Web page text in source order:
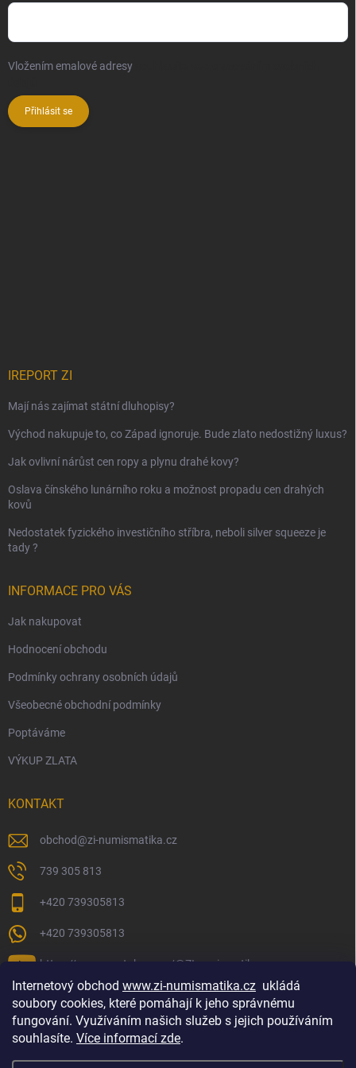
Internetový obchod www.zi-numismatika.cz ukládá
soubory cookies, které pomáhají k jeho správnému
fungování. Využíváním našich služeb s jejich používáním
souhlasíte. Více informací zde.
Vložením emalové adresy
Přihlásit se
IREPORT ZI
Mají nás zajímat státní dluhopisy?
Východ nakupuje to, co Západ ignoruje. Bude zlato nedostižný luxus?
Jak ovlivní nárůst cen ropy a plynu drahé kovy?
Oslava čínského lunárního roku a možnost propadu cen drahých
kovů
Nedostatek fyzického investičního stříbra, neboli silver squeeze je
tady ?
INFORMACE PRO VÁS
Jak nakupovat
Hodnocení obchodu
Podmínky ochrany osobních údajů
Všeobecné obchodní podmínky
Poptáváme
VÝKUP ZLATA
KONTAKT
obchod@zi-numismatika.cz
739 305 813
+420 739305813
+420 739305813
https://www.youtube.com/@ZInumismatika
Zlaté investování Golf shop Golfstart Houby a bylinky